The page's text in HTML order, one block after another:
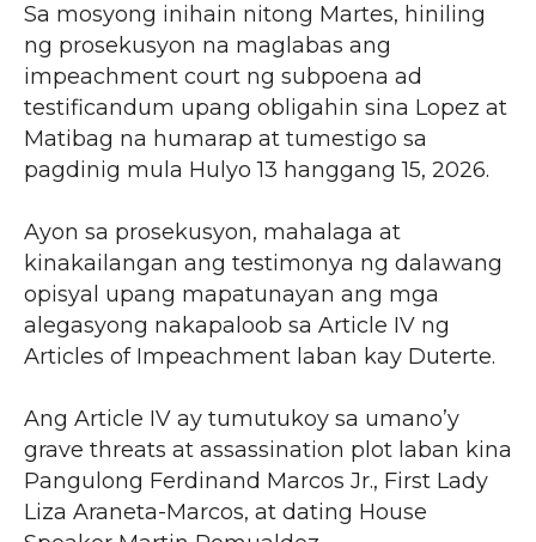
Sa mosyong inihain nitong Martes, hiniling
ng prosekusyon na maglabas ang
impeachment court ng subpoena ad
testificandum upang obligahin sina Lopez at
Matibag na humarap at tumestigo sa
pagdinig mula Hulyo 13 hanggang 15, 2026.
Ayon sa prosekusyon, mahalaga at
kinakailangan ang testimonya ng dalawang
opisyal upang mapatunayan ang mga
alegasyong nakapaloob sa Article IV ng
Articles of Impeachment laban kay Duterte.
Ang Article IV ay tumutukoy sa umano’y
grave threats at assassination plot laban kina
Pangulong Ferdinand Marcos Jr., First Lady
Liza Araneta-Marcos, at dating House